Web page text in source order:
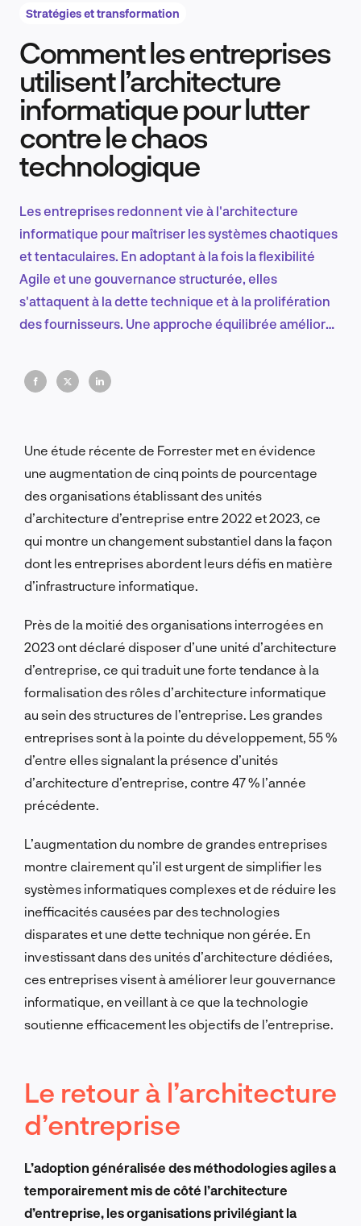
Recherche et conception produit
Tendances sectorielles
FR
Stratégies et transformation
Comment les entreprises
utilisent l’architecture
informatique pour lutter
contre le chaos
technologique
Les entreprises redonnent vie à l'architecture
informatique pour maîtriser les systèmes chaotiques
et tentaculaires. En adoptant à la fois la flexibilité
Agile et une gouvernance structurée, elles
s'attaquent à la dette technique et à la prolifération
des fournisseurs. Une approche équilibrée améliore
vulnérabilités informatiques coûteuses.
Une étude récente de Forrester met en évidence
une augmentation de cinq points de pourcentage
des organisations établissant des unités
d’architecture d’entreprise entre 2022 et 2023, ce
qui montre un changement substantiel dans la façon
dont les entreprises abordent leurs défis en matière
d’infrastructure informatique.
Près de la moitié des organisations interrogées en
2023 ont déclaré disposer d’une unité d’architecture
d’entreprise, ce qui traduit une forte tendance à la
formalisation des rôles d’architecture informatique
au sein des structures de l’entreprise. Les grandes
entreprises sont à la pointe du développement, 55 %
d’entre elles signalant la présence d’unités
d’architecture d’entreprise, contre 47 % l’année
précédente.
L’augmentation du nombre de grandes entreprises
montre clairement qu’il est urgent de simplifier les
systèmes informatiques complexes et de réduire les
inefficacités causées par des technologies
disparates et une dette technique non gérée. En
investissant dans des unités d’architecture dédiées,
ces entreprises visent à améliorer leur gouvernance
informatique, en veillant à ce que la technologie
soutienne efficacement les objectifs de l’entreprise.
Le retour à l’architecture
d’entreprise
L’adoption généralisée des méthodologies agiles a
temporairement mis de côté l’architecture
d’entreprise, les organisations privilégiant la